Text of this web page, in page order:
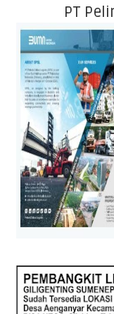
PT